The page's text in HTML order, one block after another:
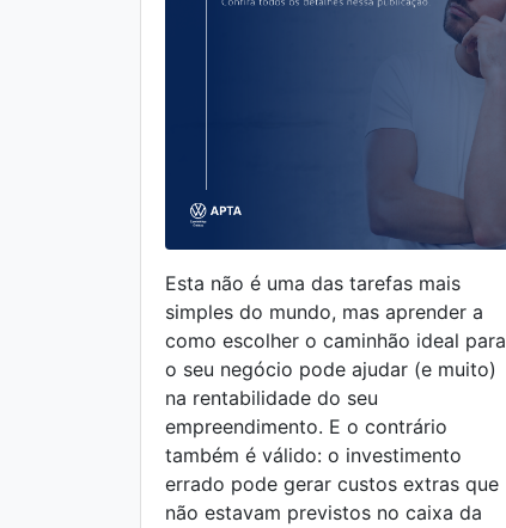
Esta não é uma das tarefas mais
simples do mundo, mas aprender a
como escolher o caminhão ideal para
o seu negócio pode ajudar (e muito)
na rentabilidade do seu
empreendimento. E o contrário
também é válido: o investimento
errado pode gerar custos extras que
não estavam previstos no caixa da